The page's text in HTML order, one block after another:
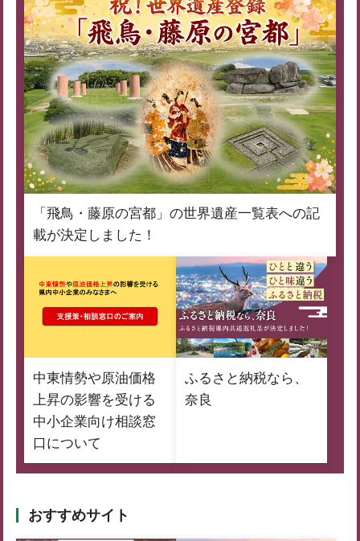
「飛鳥・藤原の宮都」の世界遺産一覧表への記
載が決定しました！
中東情勢や原油価格
上昇の影響を受ける
中小企業向け相談窓
口について
ふるさと納税なら、
奈良
おすすめサイト